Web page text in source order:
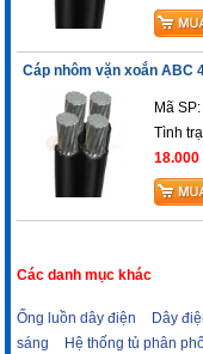
Cáp nhôm vặn xoắn ABC
Mã SP:
Tình
18.000
Các danh mục khác
Ống luồn dây điện Dây
sáng
Hệ thống tủ phân